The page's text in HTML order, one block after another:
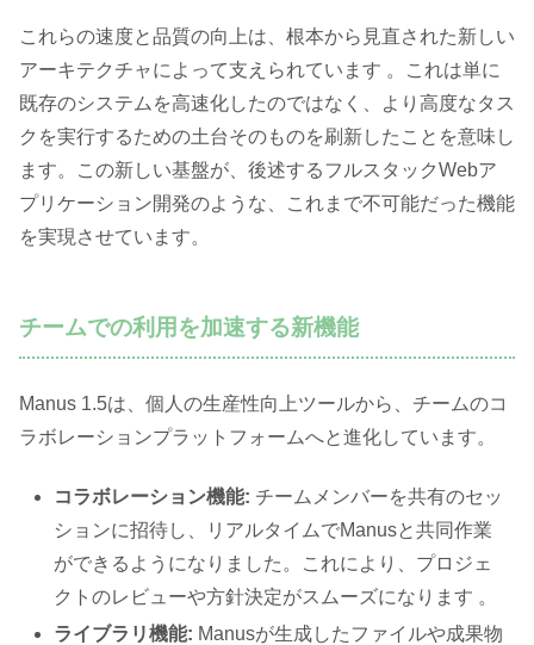
これらの速度と品質の向上は、根本から見直された新しい
アーキテクチャによって支えられています 。これは単に
既存のシステムを高速化したのではなく、より高度なタス
クを実行するための土台そのものを刷新したことを意味し
ます。この新しい基盤が、後述するフルスタックWebア
プリケーション開発のような、これまで不可能だった機能
を実現させています。
チームでの利用を加速する新機能
Manus 1.5は、個人の生産性向上ツールから、チームのコ
ラボレーションプラットフォームへと進化しています。
コラボレーション機能: チームメンバーを共有のセッ
ションに招待し、リアルタイムでManusと共同作業
ができるようになりました。これにより、プロジェ
クトのレビューや方針決定がスムーズになります 。
ライブラリ機能: Manusが生成したファイルや成果物